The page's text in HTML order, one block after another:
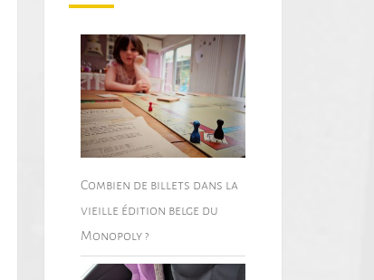
Combien de billets dans la
vieille édition belge du
Monopoly ?